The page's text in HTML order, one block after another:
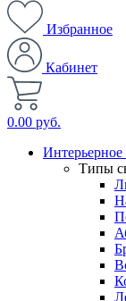
Избранное
Кабинет
0.00 руб.
Типы